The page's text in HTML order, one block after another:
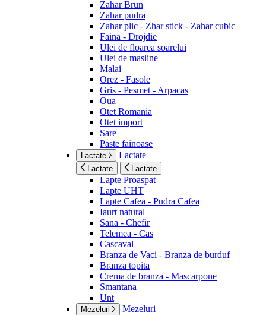
Zahar Brun
Zahar pudra
Zahar plic - Zhar stick - Zahar cubic
Faina - Drojdie
Ulei de floarea soarelui
Ulei de masline
Malai
Orez - Fasole
Gris - Pesmet - Arpacas
Oua
Otet Romania
Otet import
Sare
Paste fainoase
Lactate Lactate
Lactate Lactate
Lapte Proaspat
Lapte UHT
Lapte Cafea - Pudra Cafea
Iaurt natural
Sana - Chefir
Telemea - Cas
Cascaval
Branza de Vaci - Branza de burduf
Branza topita
Crema de branza - Mascarpone
Smantana
Unt
Mezeluri Mezeluri